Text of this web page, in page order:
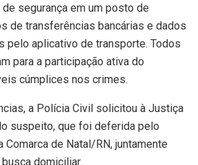
segurança em um posto de
de transferências bancárias e dados
pelo aplicativo de transporte. Todos
para a participação ativa do
cúmplices nos crimes.
a Polícia Civil solicitou à Justiça
suspeito, que foi deferida pelo
Comarca de Natal/RN, juntamente
domiciliar.